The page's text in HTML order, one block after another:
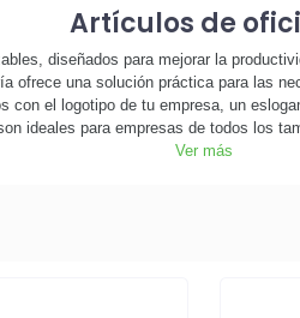
Artículos de
diseñados para mejorar la
ofrece una solución práctica para las
el logotipo de tu empresa, un
ideales para empresas de todos los
puedes crear artículos de
Ver más